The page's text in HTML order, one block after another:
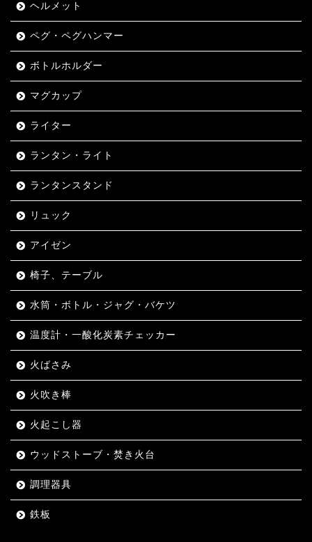
ヘルメット
ペグ・ペグハンマー
ボトルホルダー
マグカップ
ライター
ランタン・ライト
ランタンスタンド
リュック
アイゼン
椅子、テーブル
水筒・ボトル・ジャグ・バケツ
温度計・一酸化炭素チェッカー
火ばさみ
火吹き棒
火起こし器
ウッドストーブ・焚き火台
調理器具
鉄板